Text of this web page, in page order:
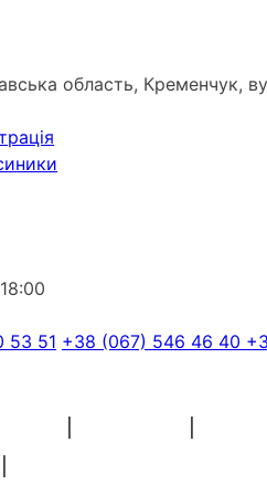
область, Кременчук,
53 51 +38 (067) 546 46 40